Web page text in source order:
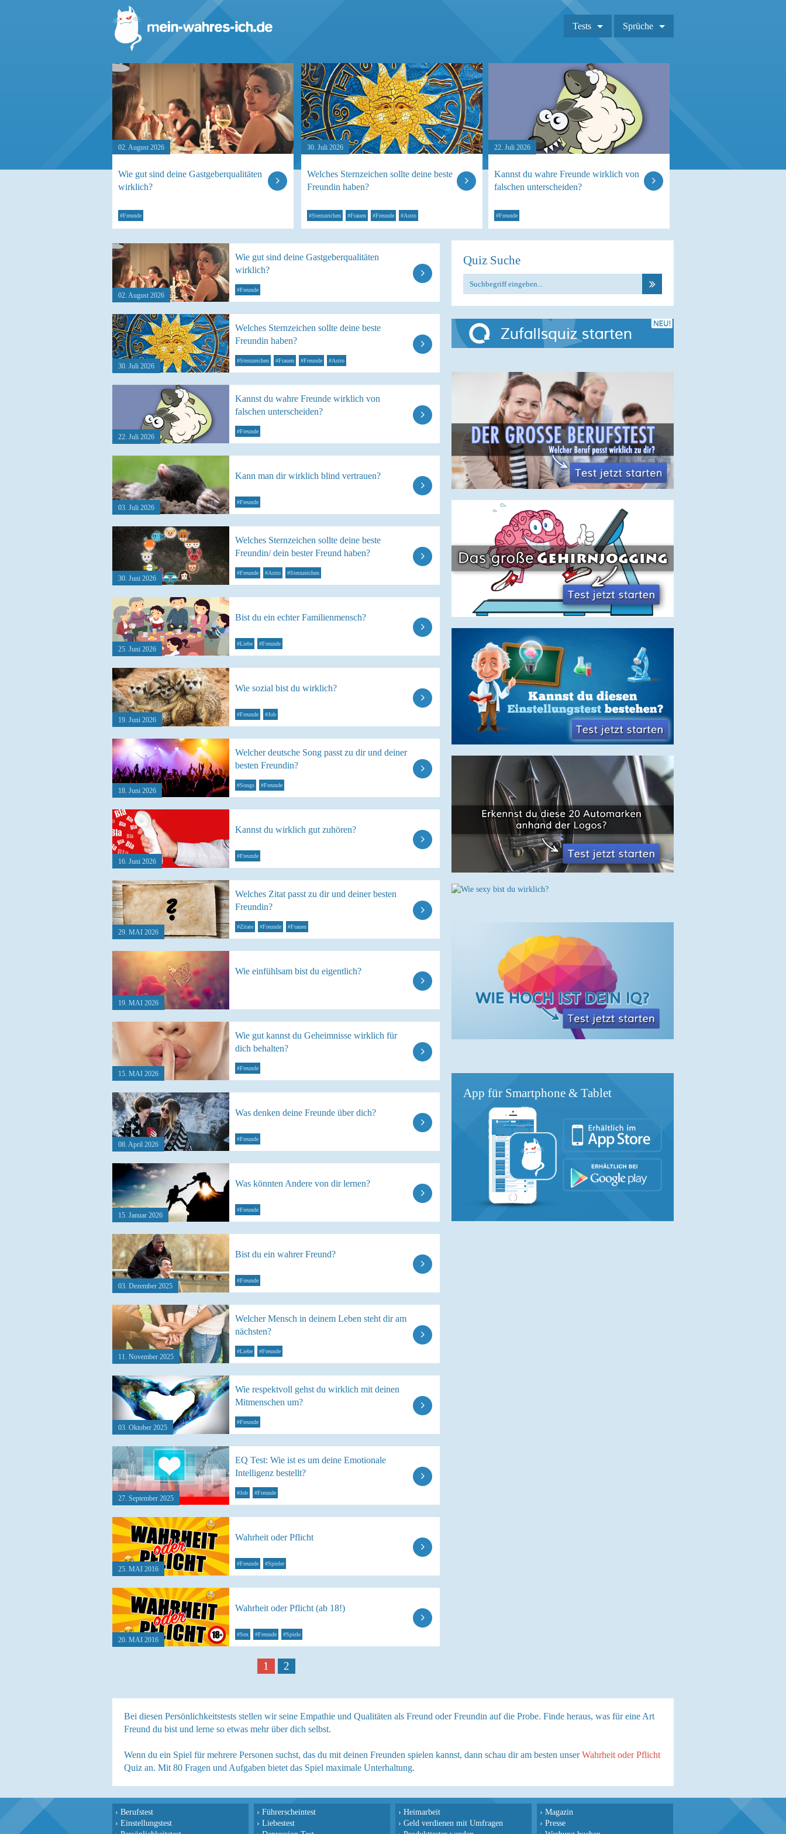
Tests Sprüche
02. August 2026
Wie gut sind deine Gastgeberqualitäten
wirklich?
#Freunde
30. Juli 2026
Welches Sternzeichen sollte deine beste
Freundin haben?
#Sternzeichen #Frauen #Freunde #Astro
22. Juli 2026
Kannst du wahre Freunde wirklich von
falschen unterscheiden?
#Freunde
02. August 2026
Wie gut sind deine Gastgeberqualitäten
wirklich?
#Freunde
30. Juli 2026
Welches Sternzeichen sollte deine beste
Freundin haben?
#Sternzeichen #Frauen #Freunde #Astro
22. Juli 2026
Kannst du wahre Freunde wirklich von
falschen unterscheiden?
#Freunde
03. Juli 2026
Kann man dir wirklich blind vertrauen?
#Freunde
30. Juni 2026
Welches Sternzeichen sollte deine beste
Freundin/ dein bester Freund haben?
#Freunde #Astro #Sternzeichen
25. Juni 2026
Bist du ein echter Familienmensch?
#Liebe #Freunde
19. Juni 2026
Wie sozial bist du wirklich?
#Freunde #Job
18. Juni 2026
Welcher deutsche Song passt zu dir und deiner
besten Freundin?
#Songs #Freunde
16. Juni 2026
Kannst du wirklich gut zuhören?
#Freunde
29. MAI 2026
Welches Zitat passt zu dir und deiner besten
Freundin?
#Zitate #Freunde #Frauen
19. MAI 2026
Wie einfühlsam bist du eigentlich?
15. MAI 2026
Wie gut kannst du Geheimnisse wirklich für
dich behalten?
#Freunde
08. April 2026
Was denken deine Freunde über dich?
#Freunde
15. Januar 2026
Was könnten Andere von dir lernen?
#Freunde
03. Dezember 2025
Bist du ein wahrer Freund?
#Freunde
11. November 2025
Welcher Mensch in deinem Leben steht dir am
nächsten?
#Liebe #Freunde
03. Oktober 2025
Wie respektvoll gehst du wirklich mit deinen
Mitmenschen um?
#Freunde
27. September 2025
EQ Test: Wie ist es um deine Emotionale
Intelligenz bestellt?
#Job #Freunde
25. MAI 2016
Wahrheit oder Pflicht
#Freunde #Spieler
20. MAI 2016
Wahrheit oder Pflicht (ab 18!)
#Sex #Freunde #Spiele
1 2
Quiz Suche
App für Smartphone & Tablet
Bei diesen Persönlichkeitstests stellen wir seine Empathie und Qualitäten als Freund oder Freundin auf die Probe. Finde heraus, was für eine Art
Freund du bist und lerne so etwas mehr über dich selbst.
Wenn du ein Spiel für mehrere Personen suchst, das du mit deinen Freunden spielen kannst, dann schau dir am besten unserWahrheit oder Pflicht
Quiz an. Mit 80 Fragen und Aufgaben bietet das Spiel maximale Unterhaltung.
› Berufstest
› Einstellungstest
› Führerscheintest
› Liebestest
› Heimarbeit
› Geld verdienen mit Umfragen
› Magazin
› Presse